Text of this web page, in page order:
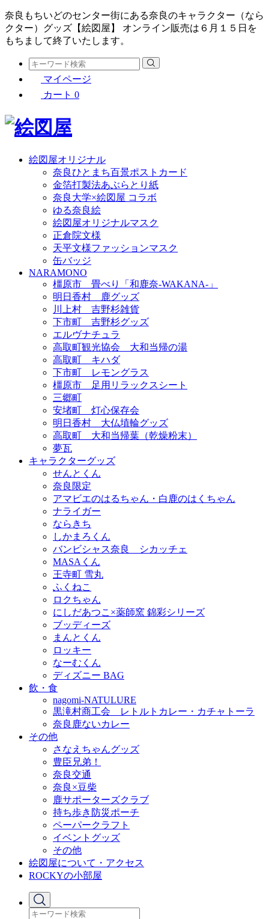
奈良もちいどのセンター街にある奈良のキャラクター（なら
クター）グッズ【絵図屋】 オンライン販売は６月１５日を
もちまして終了いたします。
マイページ
カート 0
絵図屋オリジナル
奈良ひとまち百景ポストカード
金箔打製法あぶらとり紙
奈良大学×絵図屋 コラボ
ゆる奈良絵
絵図屋オリジナルマスク
正倉院文様
天平文様ファッションマスク
缶バッジ
NARAMONO
橿原市 畳べり「和鹿奈-WAKANA-」
明日香村 鹿グッズ
川上村 吉野杉雑貨
下市町 吉野杉グッズ
エルヴナチュラ
高取町観光協会 大和当帰の湯
高取町 キハダ
下市町 レモングラス
橿原市 足用リラックスシート
三郷町
安堵町 灯心保存会
明日香村 大仏埴輪グッズ
高取町 大和当帰葉（乾燥粉末）
夢瓦
キャラクターグッズ
せんとくん
奈良限定
アマビエのはるちゃん・白鹿のはくちゃん
ナライガー
ならきち
しかまろくん
バンビシャス奈良 シカッチェ
MASAくん
王寺町 雪丸
ふくねこ
ロクちゃん
にしだあつこ×薬師窯 錦彩シリーズ
ブッディーズ
まんとくん
ロッキー
なーむくん
ディズニー BAG
飲・食
nagomi-NATULURE
黒滝村商工会 レトルトカレー・カチャトーラ
奈良鹿ないカレー
その他
さなえちゃんグッズ
豊臣兄弟！
奈良交通
奈良×豆柴
鹿サポーターズクラブ
持ち歩き防災ポーチ
ペーパークラフト
イベントグッズ
その他
絵図屋について・アクセス
ROCKYの小部屋